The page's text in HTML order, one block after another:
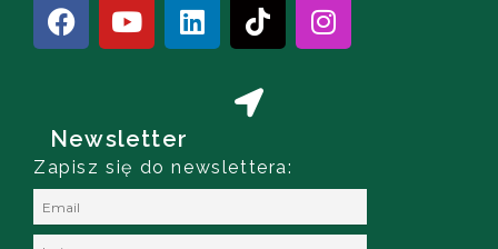
Newsletter
Zapisz się do newslettera: